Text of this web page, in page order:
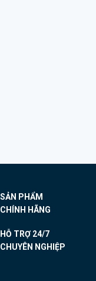
SẢN PHẨM
CHÍNH HÃNG
HỖ TRỢ 24/7
CHUYÊN NGHIỆP